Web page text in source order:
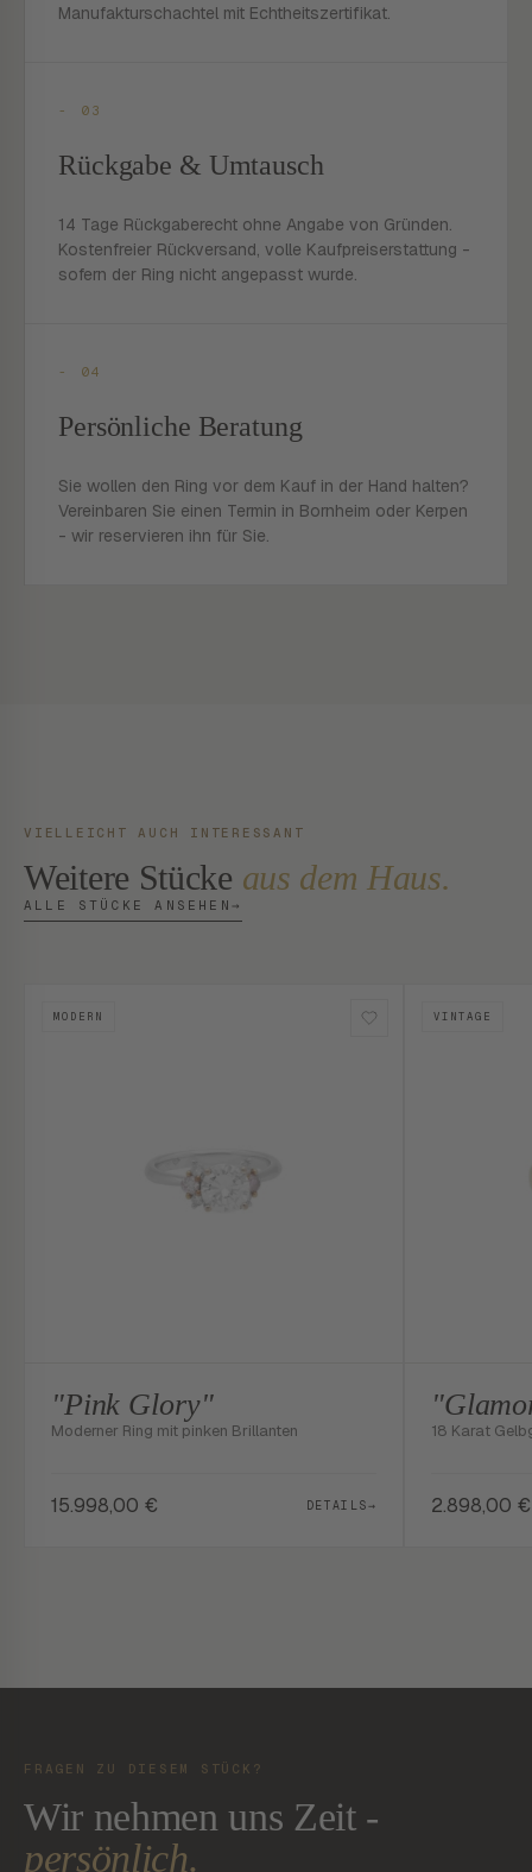
Manufakturschachtel mit Echtheitszertifikat.
- 03
Rückgabe & Umtausch
14 Tage Rückgaberecht ohne Angabe von Gründen.
Kostenfreier Rückversand, volle Kaufpreiserstattung -
sofern der Ring nicht angepasst wurde.
- 04
Persönliche Beratung
Sie wollen den Ring vor dem Kauf in der Hand halten?
Vereinbaren Sie einen Termin in Bornheim oder Kerpen
- wir reservieren ihn für Sie.
VIELLEICHT AUCH INTERESSANT
Weitere Stücke aus dem Haus.
ALLE STÜCKE ANSEHEN →
MODERN
"Pink Glory"
Moderner Ring mit pinken Brillanten
15.998,00 € DETAILS→
VINTAGE
18 Karat
2.898,00 €
FRAGEN ZU DIESEM STÜCK?
Wir nehmen uns Zeit -
persönlich.